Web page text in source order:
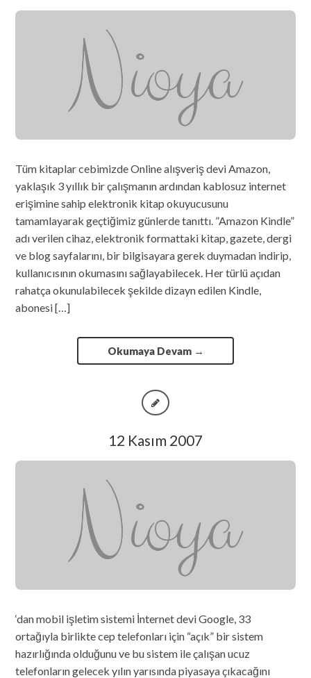
Tüm kitaplar cebimizde Online alışveriş devi Amazon,
yaklaşık 3 yıllık bir çalışmanın ardından kablosuz internet
erişimine sahip elektronik kitap okuyucusunu
tamamlayarak geçtiğimiz günlerde tanıttı. ”Amazon Kindle”
adı verilen cihaz, elektronik formattaki kitap, gazete, dergi
ve blog sayfalarını, bir bilgisayara gerek duymadan indirip,
kullanıcısının okumasını sağlayabilecek. Her türlü açıdan
rahatça okunulabilecek şekilde dizayn edilen Kindle,
abonesi […]
Okumaya Devam →
12 Kasım 2007
‘dan mobil işletim sistemi İnternet devi Google, 33
ortağıyla birlikte cep telefonları için “açık” bir sistem
hazırlığında olduğunu ve bu sistem ile çalışan ucuz
telefonların gelecek yılın yarısında piyasaya çıkacağını